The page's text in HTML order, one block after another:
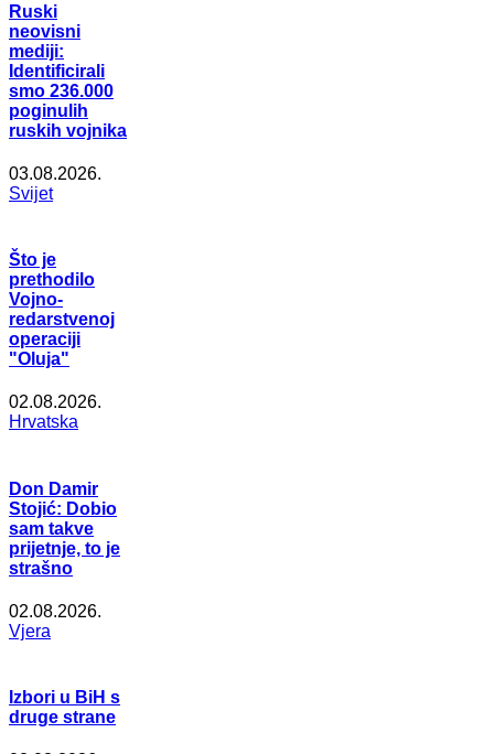
Ruski
neovisni
mediji:
Identificirali
smo 236.000
poginulih
ruskih vojnika
03.08.2026.
Svijet
Što je
prethodilo
Vojno-
redarstvenoj
operaciji
"Oluja"
02.08.2026.
Hrvatska
Don Damir
Stojić: Dobio
sam takve
prijetnje, to je
strašno
02.08.2026.
Vjera
Izbori u BiH s
druge strane